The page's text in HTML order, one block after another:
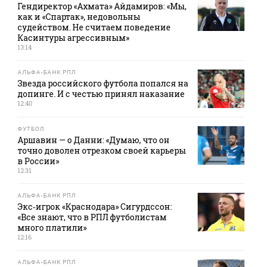
Гендиректор «Ахмата» Айдамиров: «Мы,
как и «Спартак», недовольны
судейством. Не считаем поведение
Касинтуры агрессивным»
13:14
АЛЬФА-БАНК РПЛ
Звезда российского футбола попался на
допинге. И с честью принял наказание
12:40
ФУТБОЛ
Аршавин — о Данни: «Думаю, что он
точно доволен отрезком своей карьеры
в России»
12:31
АЛЬФА-БАНК РПЛ
Экс‑игрок «Краснодара» Сигурдссон:
«Все знают, что в РПЛ футболистам
много платили»
12:16
АЛЬФА-БАНК РПЛ